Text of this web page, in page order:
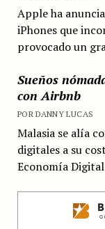
Apple ha
iPhones que
provocado un
Sueños
con Airbnb
POR DANNY LUCAS
Malasia se alía
digitales a su
Economía